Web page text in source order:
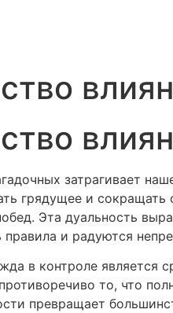
затрагивает
грядущее и
Эта дуальность
и радуются
в контроле является
то, что
превращает